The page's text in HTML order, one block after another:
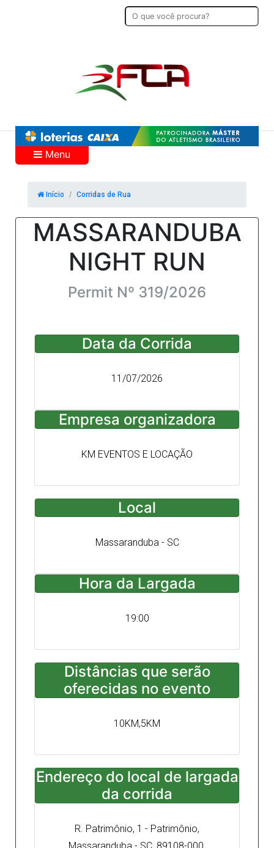
Menu
Início Corridas de Rua
MASSARANDUBA
NIGHT RUN
Permit Nº 319/2026
Data da Corrida
11/07/2026
Empresa organizadora
KM EVENTOS E LOCAÇÃO
Local
Massaranduba - SC
Hora da Largada
19:00
Distâncias que serão
oferecidas no evento
10KM,5KM
Endereço do local de largada
da corrida
R. Patrimônio, 1 - Patrimônio,